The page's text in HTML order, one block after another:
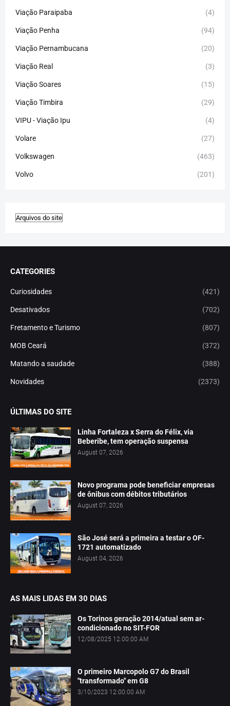
Viação Paraipaba (4)
Viação Penha (94)
Viação Pernambucana (20)
Viação Real (3)
Viação Soares (15)
Viação Timbira (29)
VIPU - Viação Ipu (4)
Volare (27)
Volkswagen (463)
Volvo (201)
CATEGORIES
Curiosidades (421)
Desativados (702)
Fretamento e Turismo (807)
MOB Ceará (372)
Matando a saudade (388)
Novidades (2373)
ÚLTIMAS DO SITE
Linha Fortaleza x Serra do Félix, via
Beberibe, tem operação suspensa
August 07, 2026
Novo programa pode beneficiar empresas
de ônibus com débitos tributários
August 07, 2026
São José será a primeira a testar o OF-
1721 automatizado
August 04, 2026
AS MAIS LIDAS EM 30 DIAS
Os Torinos geração 2014/atual sem ar-
condicionado no SIT-FOR
12/08/2025 12:00:00 AM
O primeiro Marcopolo G7 do Brasil
"transformado" em G8
3/10/2023 12:00:00 AM